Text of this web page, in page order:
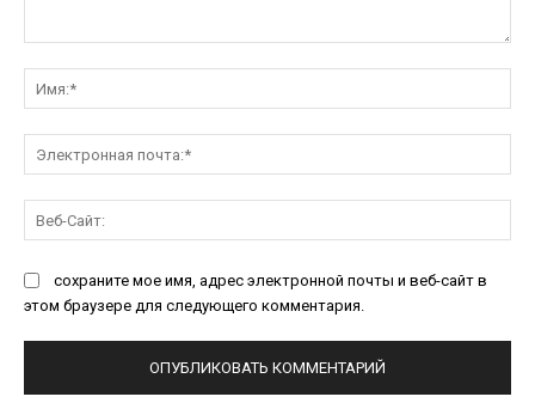
сохраните мое имя, адрес электронной почты и веб-сайт в
этом браузере для следующего комментария.